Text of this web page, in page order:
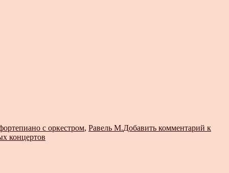
с оркестром, Равель М.Добавить комментарий к
концертов